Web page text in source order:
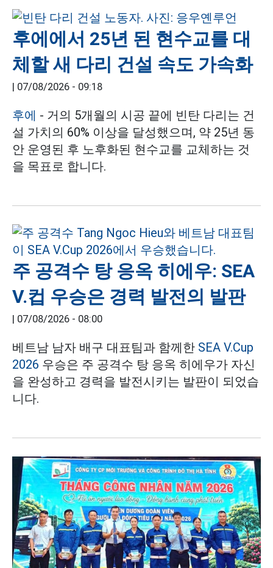
후에에서 25년 된 현수교를 대
체할 새 다리 건설 속도 가속화
| 07/08/2026 - 09:18
후에 - 거의 5개월의 시공 끝에 빈탄 다리는 건
설 가치의 60% 이상을 달성했으며, 약 25년 동
안 운영된 후 노후화된 현수교를 교체하는 것
을 목표로 합니다.
주 공격수 탕 응옥 히에우: SEA
V.컵 우승은 경력 발전의 발판
| 07/08/2026 - 08:00
베트남 남자 배구 대표팀과 함께한 SEA V.Cup
2026 우승은 주 공격수 탕 응옥 히에우가 자신
을 완성하고 경력을 발전시키는 발판이 되었습
니다.